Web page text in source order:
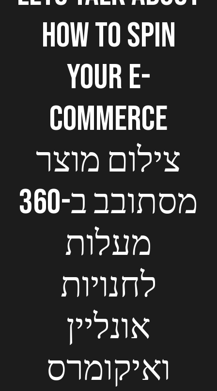
how to spin
your E-
Commerce
צילום מוצר
מסתובב ב-360
מעלות
לחנויות
אונליין
ואיקומרס